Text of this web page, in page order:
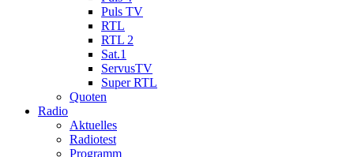
Puls TV
RTL
RTL 2
Sat.1
ServusTV
Super RTL
Quoten
Radio
Aktuelles
Radiotest
Programm